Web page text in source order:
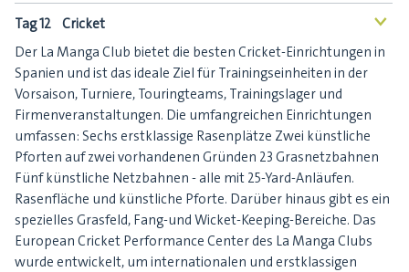
Tag 12 Cricket <
Der La Manga Club bietet die besten Cricket-Einrichtungen in
Spanien und ist das ideale Ziel für Trainingseinheiten in der
Vorsaison, Turniere, Touringteams, Trainingslager und
Firmenveranstaltungen. Die umfangreichen Einrichtungen
umfassen: Sechs erstklassige Rasenplätze Zwei künstliche
Pforten auf zwei vorhandenen Gründen 23 Grasnetzbahnen
Fünf künstliche Netzbahnen - alle mit 25-Yard-Anläufen.
Rasenfläche und künstliche Pforte. Darüber hinaus gibt es ein
spezielles Grasfeld, Fang-und Wicket-Keeping-Bereiche. Das
European Cricket Performance Center des La Manga Clubs
wurde entwickelt, um internationalen und erstklassigen